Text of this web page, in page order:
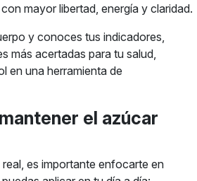
mayor libertad, energía y claridad.
y conoces tus indicadores,
más acertadas para tu salud,
en una herramienta de
el azúcar
es importante enfocarte en